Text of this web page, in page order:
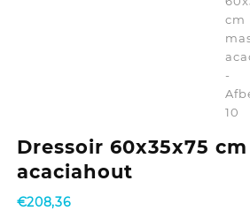
Dressoir 60x35x75
acaciahout
€208,36